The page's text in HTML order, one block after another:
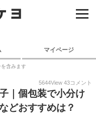
マイページ
含みます
5644View 43コメント
｜個包装で小分け
どおすすめは？